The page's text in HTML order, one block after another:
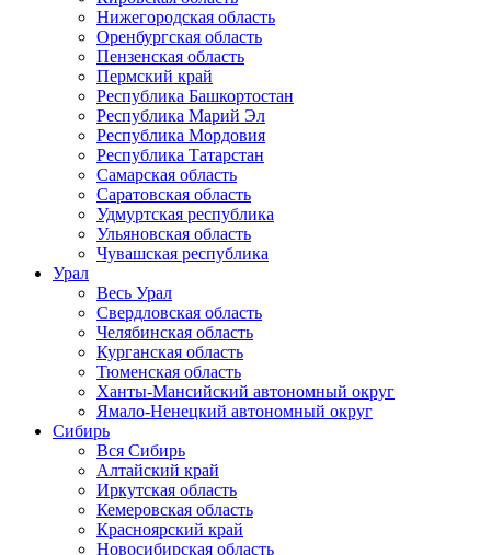
Нижегородская область
Оренбургская область
Пензенская область
Пермский край
Республика Башкортостан
Республика Марий Эл
Республика Мордовия
Республика Татарстан
Самарская область
Саратовская область
Удмуртская республика
Ульяновская область
Чувашская республика
Урал
Весь Урал
Свердловская область
Челябинская область
Курганская область
Тюменская область
Ханты-Мансийский автономный округ
Ямало-Ненецкий автономный округ
Сибирь
Вся Сибирь
Алтайский край
Иркутская область
Кемеровская область
Красноярский край
Новосибирская область